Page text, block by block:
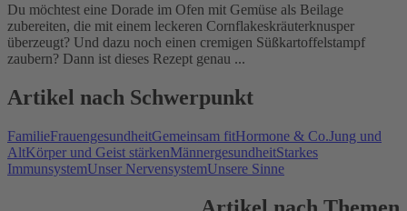
Du möchtest eine Dorade im Ofen mit Gemüse als Beilage
zubereiten, die mit einem leckeren Cornflakeskräuterknusper
überzeugt? Und dazu noch einen cremigen Süßkartoffelstampf
zaubern? Dann ist dieses Rezept genau ...
Artikel nach Schwerpunkt
FamilieFrauengesundheitGemeinsam fitHormone & Co.Jung und
AltKörper und Geist stärkenMännergesundheitStarkes
ImmunsystemUnser NervensystemUnsere Sinne